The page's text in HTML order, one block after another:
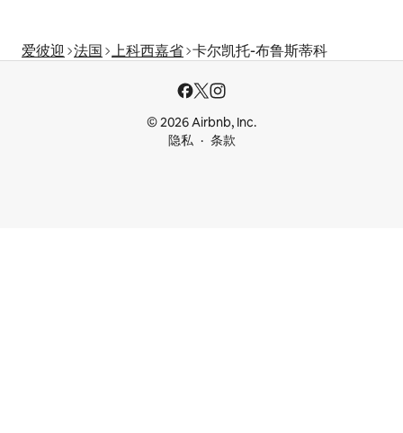
爱彼迎 法国 上科西嘉省 卡尔凯托-布鲁斯蒂科
© 2026 Airbnb, Inc.
隐私
条款